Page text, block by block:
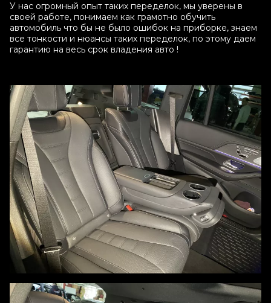
У нас огромный опыт таких переделок, мы уверены в
своей работе, понимаем как грамотно обучить
автомобиль что бы не было ошибок на приборке, знаем
все тонкости и нюансы таких переделок, по этому даем
гарантию на весь срок владения авто !